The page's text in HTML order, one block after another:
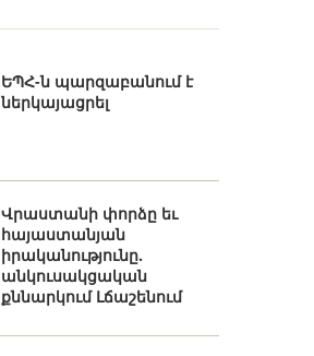
ԵՊՀ-ն պարզաբանում է
ներկայացրել
Վրաստանի փորձը եւ
հայաստանյան
իրականությունը.
անկուսակցական
քննարկում Լճաշենում